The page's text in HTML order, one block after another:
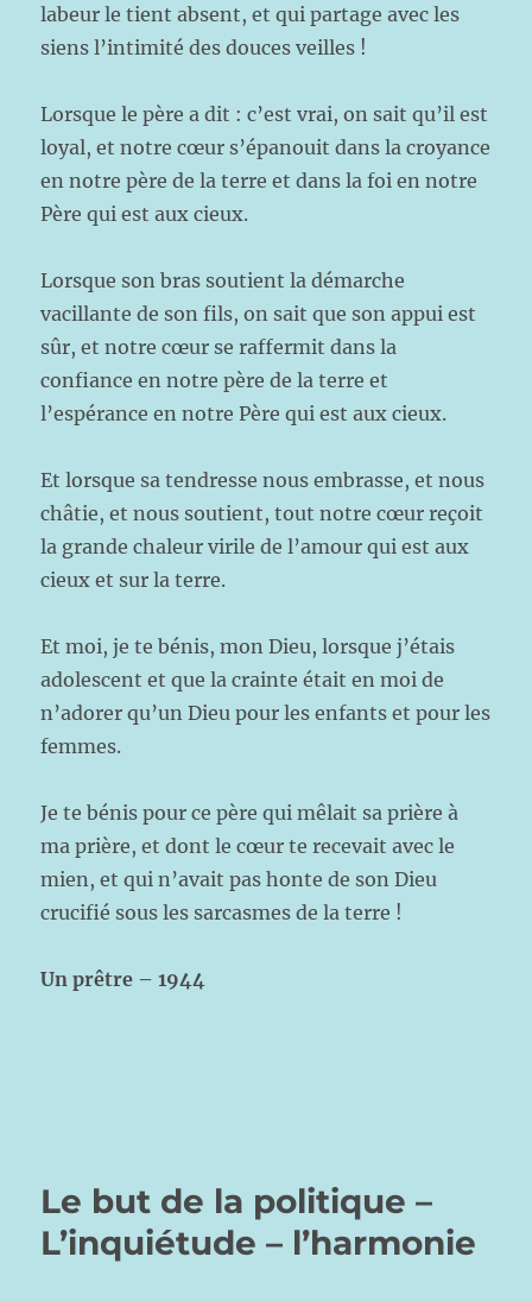
labeur le tient absent, et qui partage avec les
siens l’intimité des douces veilles !
Lorsque le père a dit : c’est vrai, on sait qu’il est
loyal, et notre cœur s’épanouit dans la croyance
en notre père de la terre et dans la foi en notre
Père qui est aux cieux.
Lorsque son bras soutient la démarche
vacillante de son fils, on sait que son appui est
sûr, et notre cœur se raffermit dans la
confiance en notre père de la terre et
l’espérance en notre Père qui est aux cieux.
Et lorsque sa tendresse nous embrasse, et nous
châtie, et nous soutient, tout notre cœur reçoit
la grande chaleur virile de l’amour qui est aux
cieux et sur la terre.
Et moi, je te bénis, mon Dieu, lorsque j’étais
adolescent et que la crainte était en moi de
n’adorer qu’un Dieu pour les enfants et pour les
femmes.
Je te bénis pour ce père qui mêlait sa prière à
ma prière, et dont le cœur te recevait avec le
mien, et qui n’avait pas honte de son Dieu
crucifié sous les sarcasmes de la terre !
Un prêtre – 1944
Le but de la politique –
L’inquiétude – l’harmonie